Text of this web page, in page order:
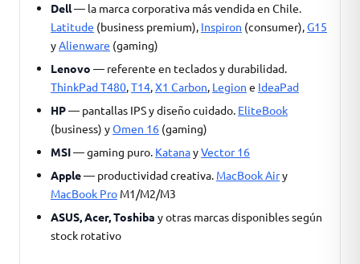
Dell— la marca corporativa más vendida en Chile.
Latitude (business premium), Inspiron (consumer),G15
yAlienware (gaming)
Lenovo — referente en teclados y durabilidad.
ThinkPad T480,T14,X1 Carbon, Legion e IdeaPad
HP— pantallas IPS y diseño cuidado. EliteBook
(business) yOmen 16 (gaming)
MSI— gaming puro. KatanayVector 16
Apple— productividad creativa. MacBook Airy
MacBook Pro M1/M2/M3
ASUS, Acer, Toshiba y otras marcas disponibles según
stock rotativo